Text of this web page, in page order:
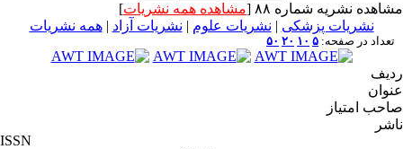
مشاهده نشریه شماره ۸۸ [ مشاهده همه نشریات]
نشریات پزشکی | نشریات علوم | نشریات آزاد |همه نشریات
تعداد در صفحه: ۵ ۱۰ ۲۰ ۵۰
ردیف
عنوان
صاحب امتیاز
ناشر
ISSN